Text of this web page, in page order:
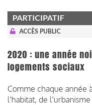
PARTICIPATIF
ACCÈS PUBLIC
2020 : une année
logements sociaux
Comme chaque année
l'habitat, de